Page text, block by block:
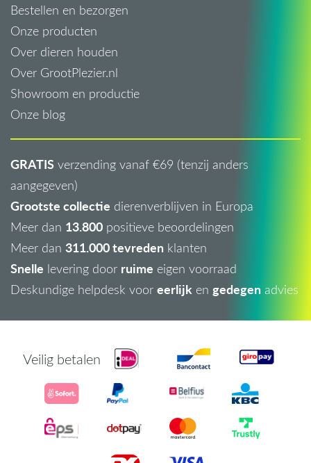
Bestellen en bezorgen
Onze producten
Over dieren houden
Over GrootPlezier.nl
Showroom en productie
Onze blog
GRATIS verzending vanaf €69 (tenzij anders
aangegeven)
Grootste collectie dierenverblijven in Europa
Meer dan 13.800 positieve beoordelingen
Meer dan 311.000 tevreden klanten
Snelle levering door ruime eigen voorraad
Deskundige helpdesk voor eerlijk en gedegen advies
Veilig betalen